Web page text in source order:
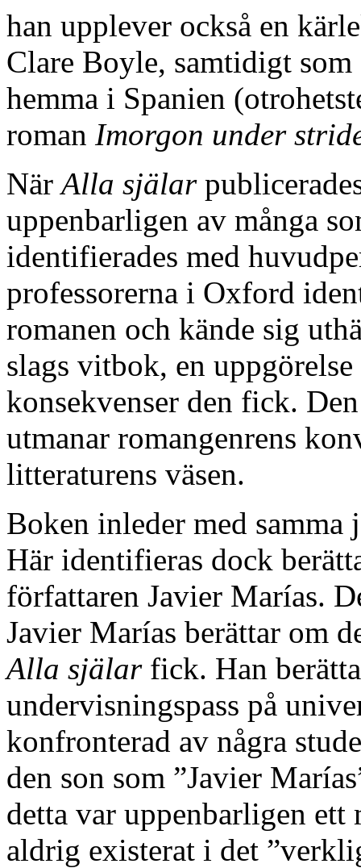
han upplever också en
Clare Boyle, samtidigt
hemma i Spanien
roman Imorgon under
NärAlla själar
uppenbarligen av många
identifierades med
professorerna i Oxford
romanen och kände sig
slags vitbok, en
konsekvenser den fick.
utmanar romangenrens
litteraturens väsen.
Boken inleder med
Här identifieras dock
författaren Javier Marías.
Javier Marías berättar om
Alla själarfick. Han
undervisningspass på
konfronterad av några
den son som ”Javier
detta var uppenbarligen ett
aldrig existerat i det